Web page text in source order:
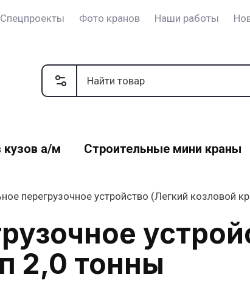
Спецпроекты Фото кранов Наши работы
кузов а/м Строительные мини краны
перегрузочное устройство (Легкий козловой
2,0 тонны